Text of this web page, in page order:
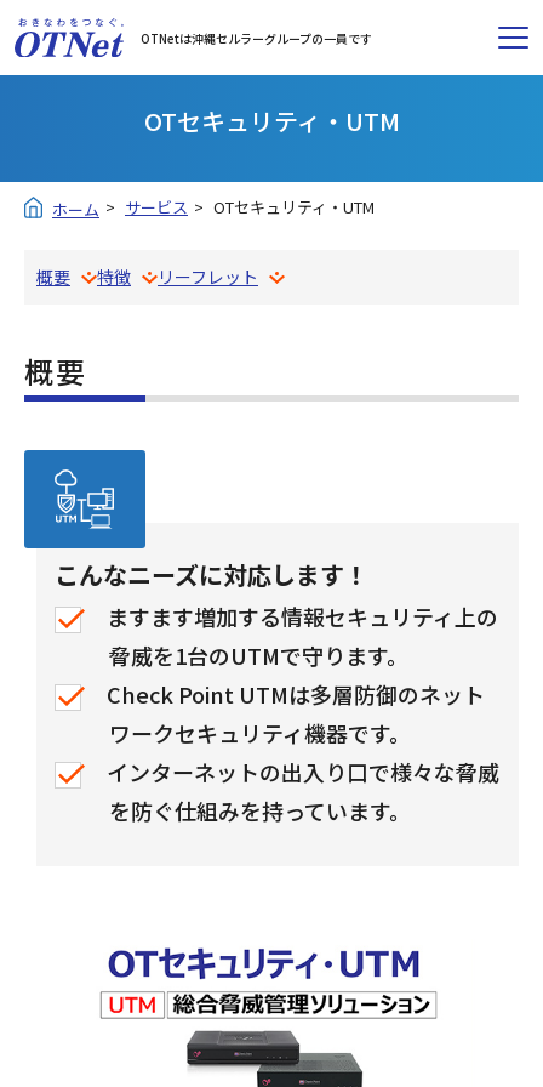
OTNetは沖縄セルラーグループの一員です
OTセキュリティ・UTM
ホーム サービス OTセキュリティ・UTM
概要 特徴 リーフレット
概要
こんなニーズに対応します！
ますます増加する情報セキュリティ上の
脅威を1台のUTMで守ります。
Check Point UTMは多層防御のネット
ワークセキュリティ機器です。
インターネットの出入り口で様々な脅威
を防ぐ仕組みを持っています。